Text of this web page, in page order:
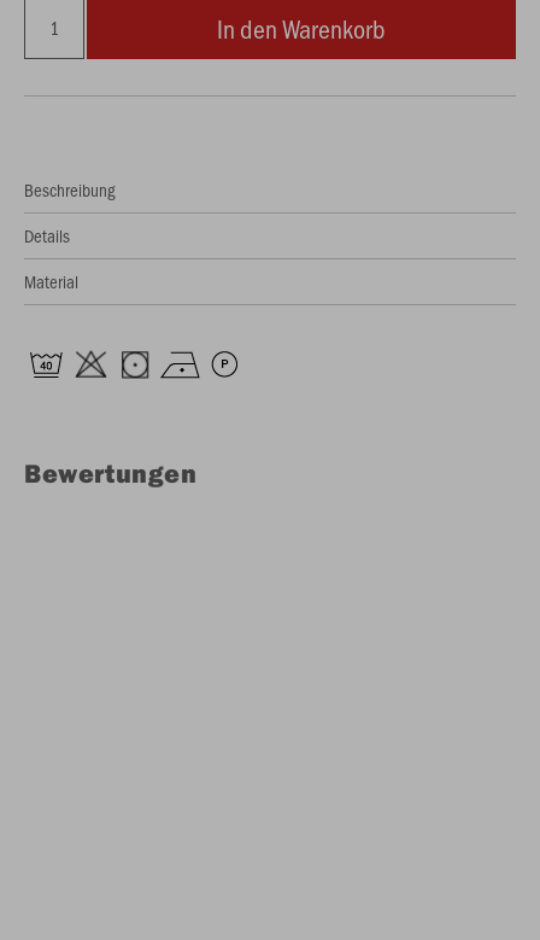
In den Warenkorb
Beschreibung
Details
Material
Bewertungen